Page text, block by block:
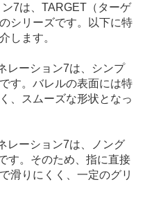
7は、TARGET（ターゲ
シリーズです。以下に特
します。
レーション7は、シンプ
す。バレルの表面には特
、スムーズな形状となっ
レーション7は、ノング
す。そのため、指に直接
滑りにくく、一定のグリ